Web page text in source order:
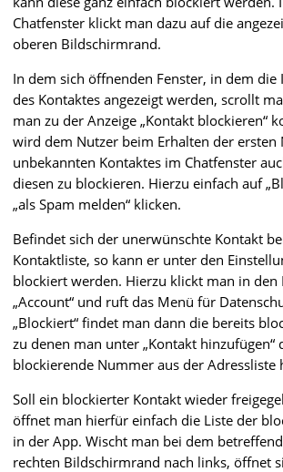
Chatfenster klickt man dazu auf die
oberen Bildschirmrand.
In dem sich öffnenden Fenster, in dem
des Kontaktes angezeigt werden, scrollt
man zu der Anzeige „Kontakt blockieren“
wird dem Nutzer beim Erhalten der ersten
unbekannten Kontaktes im Chatfenster
diesen zu blockieren. Hierzu einfach auf
„als Spam melden“ klicken.
Befindet sich der unerwünschte Kontakt
Kontaktliste, so kann er unter den
blockiert werden. Hierzu klickt man in den
„Account“ und ruft das Menü für
„Blockiert“ findet man dann die bereits
zu denen man unter „Kontakt hinzufügen“
blockierende Nummer aus der Adressliste
Soll ein blockierter Kontakt wieder
öffnet man hierfür einfach die Liste der
in der App. Wischt man bei dem
rechten Bildschirmrand nach links, öffnet